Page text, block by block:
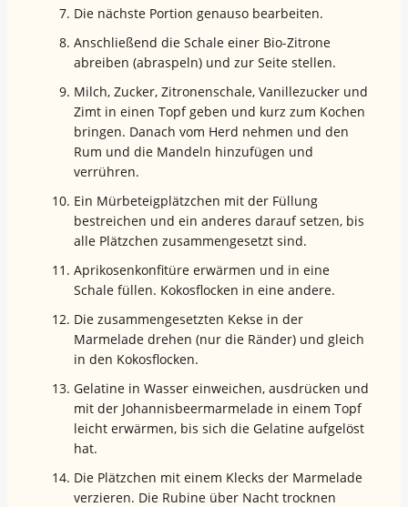
Die nächste Portion genauso bearbeiten.
Anschließend die Schale einer Bio-Zitrone
abreiben (abraspeln) und zur Seite stellen.
Milch, Zucker, Zitronenschale, Vanillezucker und
Zimt in einen Topf geben und kurz zum Kochen
bringen. Danach vom Herd nehmen und den
Rum und die Mandeln hinzufügen und
verrühren.
Ein Mürbeteigplätzchen mit der Füllung
bestreichen und ein anderes darauf setzen, bis
alle Plätzchen zusammengesetzt sind.
Aprikosenkonfitüre erwärmen und in eine
Schale füllen. Kokosflocken in eine andere.
Die zusammengesetzten Kekse in der
Marmelade drehen (nur die Ränder) und gleich
in den Kokosflocken.
Gelatine in Wasser einweichen, ausdrücken und
mit der Johannisbeermarmelade in einem Topf
leicht erwärmen, bis sich die Gelatine aufgelöst
hat.
Die Plätzchen mit einem Klecks der Marmelade
verzieren. Die Rubine über Nacht trocknen